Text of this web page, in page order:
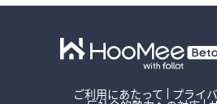
ご利用にあたって プライ